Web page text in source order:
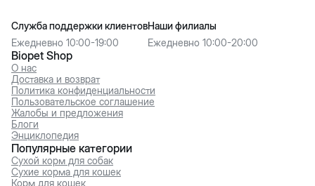
Biopet Shop
О нас
Доставка и возврат
Политика конфиденциальности
Пользовательское соглашение
Жалобы и предложения
Блоги
Энциклопедия
Служба поддержки клиентов
Ежедневно 10:00-19:00
Наши филиалы
Ежедневно 10:00-20:00
Популярные категории
Сухой корм для собак
Сухие корма для кошек
Корм для кошек